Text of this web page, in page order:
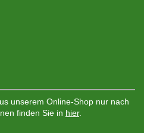
unserem Online-Shop nur nach
finden Sie in hier.